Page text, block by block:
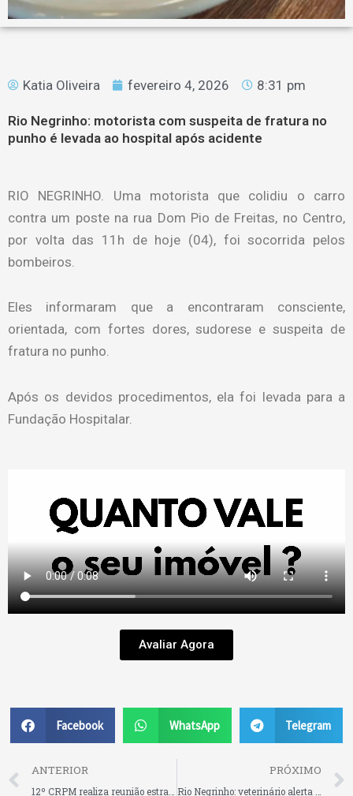
Katia Oliveira fevereiro 4, 2026 8:31 pm
Rio Negrinho: motorista com suspeita de fratura no
punho é levada ao hospital após acidente
RIO NEGRINHO. Uma motorista que colidiu o carro
contra um poste na rua Dom Pio de Freitas, no Centro,
por volta das 11h de hoje (04), foi socorrida pelos
bombeiros.
Eles informaram que a encontraram consciente,
orientada, com fortes dores, sudorese e suspeita de
fratura no punho.
Após os devidos procedimentos, ela foi levada para a
Fundação Hospitalar.
Avaliar Agora
Facebook WhatsApp Telegram
Prev
ANTERIOR
12º CRPM realiza reunião estratégica com comandantes em São Bento do Sul
PRÓXIMO
Rio Negrinho: veterinário alerta para riscos de picadas de jararaca e reforça cuidados em caso de acidente; ocorrência recente envolveu trabalhador que foi socorrido em Volta Grande